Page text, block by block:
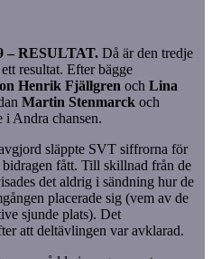
– RESULTAT. Då är den tredje
resultat. Efter bägge
Henrik Fjällgren och Lina
Martin Stenmarck och
i Andra chansen.
släppte SVT siffrorna för
bidragen fått. Till skillnad från de
det aldrig i sändning hur de
placerade sig (vem av de
sjunde plats). Det
att deltävlingen var avklarad.